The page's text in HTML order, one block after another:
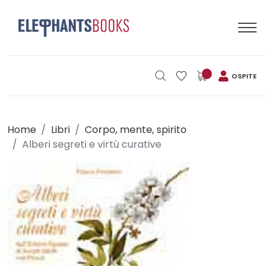
OSPITE
Home Libri
Corpo, mente, spirito
Alberi segreti e virtù curative